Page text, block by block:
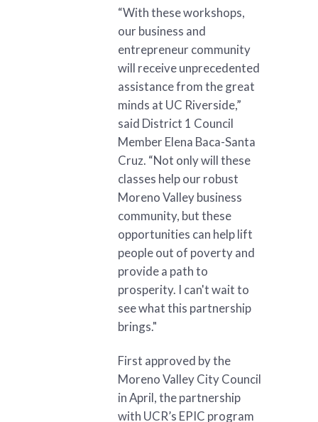
“With these workshops,
our business and
entrepreneur community
will receive unprecedented
assistance from the great
minds at UC Riverside,”
said District 1 Council
Member Elena Baca-Santa
Cruz. “Not only will these
classes help our robust
Moreno Valley business
community, but these
opportunities can help lift
people out of poverty and
provide a path to
prosperity. I can't wait to
see what this partnership
brings."
First approved by the
Moreno Valley City Council
in April, the partnership
with UCR’s EPIC program